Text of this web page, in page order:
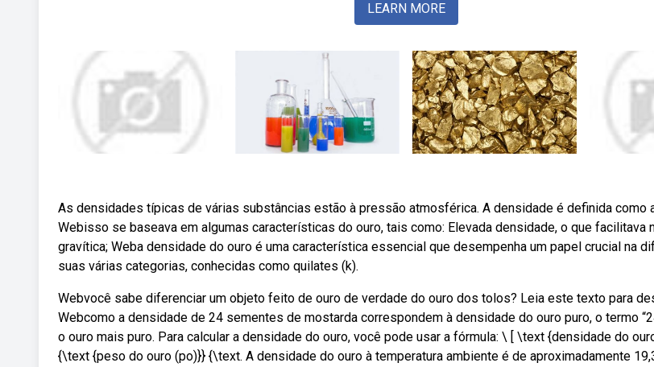
LEARN MORE
As densidades típicas de várias substâncias estão à pressão atmosférica. A densidade é definida como
Webisso se baseava em algumas características do ouro, tais como: Elevada densidade, o que facilitava
gravítica; Weba densidade do ouro é uma característica essencial que desempenha um papel crucial na
suas várias categorias, conhecidas como quilates (k).
Webvocê sabe diferenciar um objeto feito de ouro de verdade do ouro dos tolos? Leia este texto para
Webcomo a densidade de 24 sementes de mostarda correspondem à densidade do ouro puro, o termo
o ouro mais puro. Para calcular a densidade do ouro, você pode usar a fórmula: \ [ \text {densidade do
{\text {peso do ouro (po)}} {\text. A densidade do ouro à temperatura ambiente é de aproximadamente